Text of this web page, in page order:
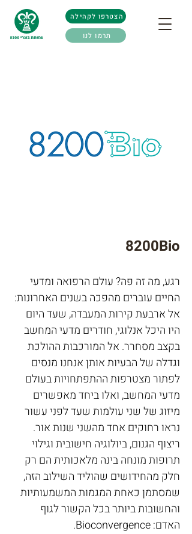
הצטרפו לקהילה
תרמו לנו
8200Bio
רגע, מה זה פה? עולם הרפואה ומדעי
החיים עוברים מהפכה בשנים האחרונות:
אל ארבעת קירות המעבדה, שעד היום
היו היכל אנלוגי, חודרים מדעי המחשב
בקצב מסחרר. אל המורכבות ההולכת
וגדלה של הבעיות אותן אנחנו מנסים
לפתור מצטרפות ההתפתחויות בעולם
מדעי המחשב, ואלו ביחד מאפשרים
מיזוג של שני עולמות שעד לפני עשור
נראו רחוקים אחד מהשני שנות אור.
ריצוף הגנום, ביולוגיה חישובית וגילוי
תרופות מונחה בינה מלאכותית הם רק
חלק מהחידושים שהוליד השילוב הזה,
שמסתמן כאחת המגמות המשמעותיות
והחשובות ביותר בכל הקשור לגוף
האדם: Bioconvergence.